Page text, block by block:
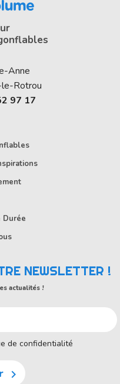
Anne
Rotrou
97 17
Durée
NEWSLETTER !
actualités !
de confidentialité
